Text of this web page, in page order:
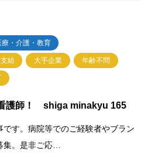
療・介護・教育
給 大手企業 年齢不問
看護師！ shiga minakyu 165
す。病院等でのご経験者やブラン
集。是非ご応…